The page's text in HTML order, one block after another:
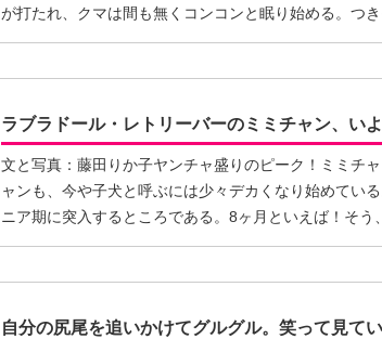
が打たれ、クマは間も無くコンコンと眠り始める。つ
てい…【続きを読む】
ラブラドール・レトリーバーのミミチャン、い
文と写真：藤田りか子ヤンチャ盛りのピーク！ミミチ
ャンも、今や子犬と呼ぶには少々デカくなり始めてい
ニア期に突入するところである。8ヶ月といえば！そう
抗…【続きを読む】
自分の尻尾を追いかけてグルグル。笑って見て